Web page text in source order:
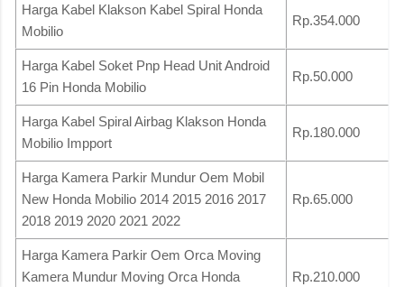
Harga Kabel Klakson Kabel Spiral Honda
Mobilio
Rp.354.000
Harga Kabel Soket Pnp Head Unit Android
16 Pin Honda Mobilio
Rp.50.000
Harga Kabel Spiral Airbag Klakson Honda
Mobilio Impport
Rp.180.000
Harga Kamera Parkir Mundur Oem Mobil
New Honda Mobilio 2014 2015 2016 2017
2018 2019 2020 2021 2022
Rp.65.000
Harga Kamera Parkir Oem Orca Moving
Kamera Mundur Moving Orca Honda
Rp.210.000